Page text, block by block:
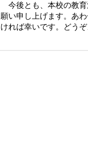
今後とも、本校の教育
願い申し上げます。あ
ければ幸いです。どう